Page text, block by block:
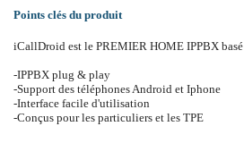
Points clés du produit
iCallDroid est le PREMIER HOME IPPBX basé sur Asterisk. Avec ses ports analogiques intégrés, les équipements téléphoniques standard peuvent être connectés au monde moderne des communications
-IPPBX plug & play
-Support des téléphones Android et Iphone
-Interface facile d'utilisation
-Conçus pour les particuliers et les TPE